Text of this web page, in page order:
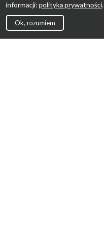
informacji: polityka prywatności.
Ok, rozumiem